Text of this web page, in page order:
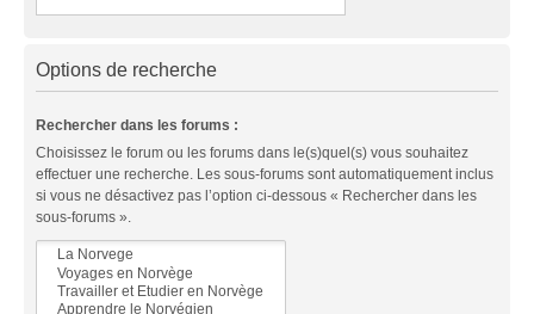
Options de recherche
Rechercher dans les forums :
Choisissez le forum ou les forums dans le(s)quel(s) vous souhaitez
effectuer une recherche. Les sous-forums sont automatiquement inclus
si vous ne désactivez pas l’option ci-dessous « Rechercher dans les
sous-forums ».